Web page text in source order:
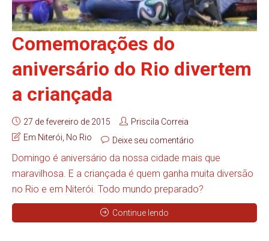
Comemorações do
aniversário do Rio divertem
a criançada
27 de fevereiro de 2015
Priscila Correia
Em Niterói No Rio Deixe seu comentário
Domingo é aniversário da nossa cidade mais que
maravilhosa. E a criançada é quem ganha muita diversão
no Rio e em Niterói. Todo mundo preparado?
Continue lendo